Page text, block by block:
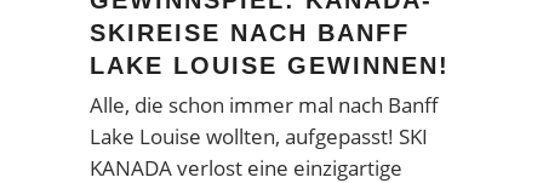
SKIREISE NACH BANFF
LAKE LOUISE GEWINNEN!
Alle, die schon immer mal nach Banff
Lake Louise wollten, aufgepasst! SKI
KANADA verlost eine einzigartige